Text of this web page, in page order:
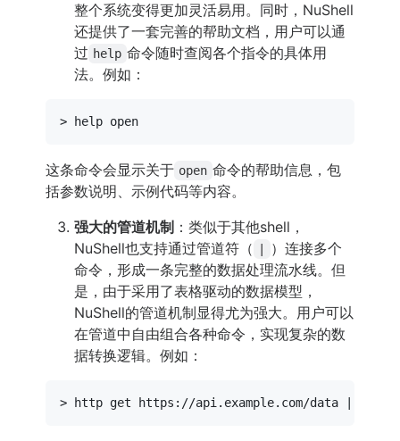
整个系统变得更加灵活易用。同时，NuShell
还提供了一套完善的帮助文档，用户可以通
过 help 命令随时查阅各个指令的具体用
法。例如：
> help
这条命令会显示关于 open 命令的帮助信息，包
括参数说明、示例代码等内容。
强大的管道机制 ：类似于其他shell，
NuShell也支持通过管道符（
）连接多个
命令，形成一条完整的数据处理流水线。但
是，由于采用了表格驱动的数据模型，
NuShell的管道机制显得尤为强大。用户可以
在管道中自由组合各种命令，实现复杂的数
据转换逻辑。例如：
> http get https://api.example.com/data |